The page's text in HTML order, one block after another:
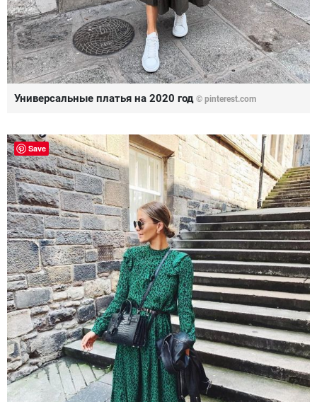
Универсальные платья на 2020 год © pinterest.com
Save